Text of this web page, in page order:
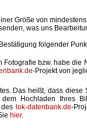
Größe von
was uns
folgender
bzw. habe
-Projekt von
Das heißt, dass diese
Hochladen Ihres
lok-datenbank.de-
hier.